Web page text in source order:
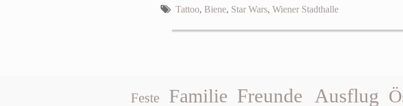
Tattoo, Biene, Star Wars, Wiener Stadthalle
Feste Familie Freunde Ausflug